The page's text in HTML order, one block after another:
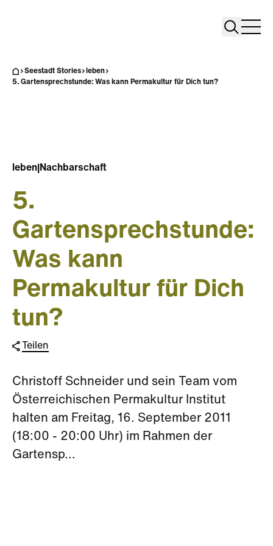
Search
Seestadt Stories
leben
5. Gartensprechstunde: Was kann Permakultur für Dich tun?
leben Nachbarschaft
5.
Gartensprechstunde:
Was kann
Permakultur für Dich
tun?
Teilen
Christoff Schneider und sein Team vom
Österreichischen Permakultur Institut
halten am Freitag, 16. September 2011
(18:00 - 20:00 Uhr) im Rahmen der
Gartensp...